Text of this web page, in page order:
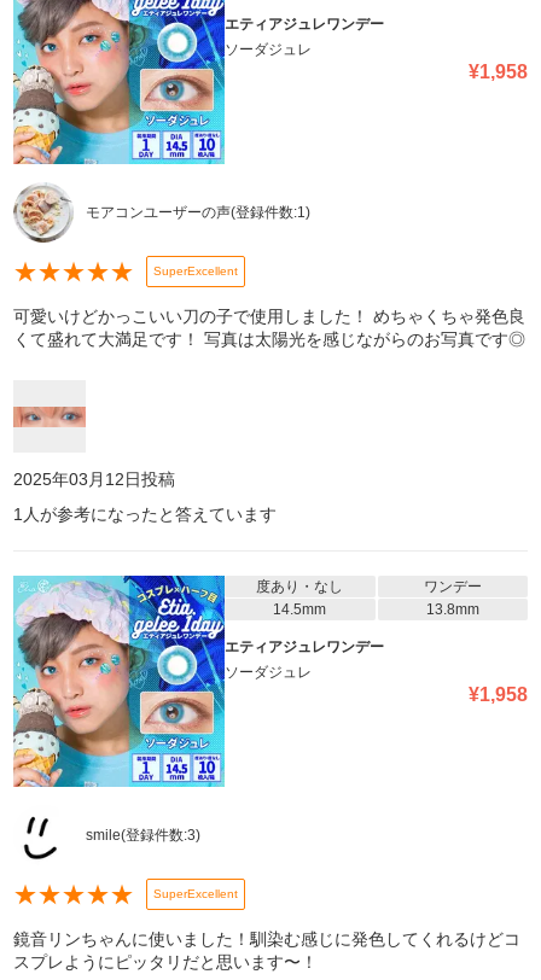
エティアジュレワンデー
ソーダジュレ
¥1,958
モアコンユーザーの声(登録件数:1)
★★★★★ SuperExcellent
可愛いけどかっこいい刀の子で使用しました！ めちゃくちゃ発色良
くて盛れて大満足です！ 写真は太陽光を感じながらのお写真です◎
2025年03月12日投稿
1 人が参考になったと答えています
度あり・なし
ワンデー
14.5mm
13.8mm
エティアジュレワンデー
ソーダジュレ
¥1,958
smile(登録件数:3)
★★★★★ SuperExcellent
鏡音リンちゃんに使いました！馴染む感じに発色してくれるけどコ
スプレようにピッタリだと思います〜！